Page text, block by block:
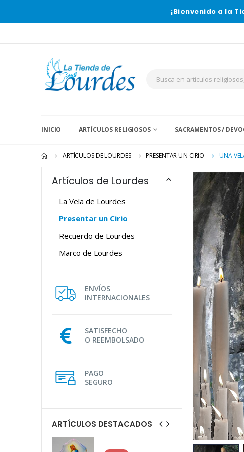
¡Bienvenido a la
INICIO ARTÍCULOS RELIGIOSOS SACRAMENTOS /
ARTÍCULOS DE LOURDES PRESENTAR UN CIRIO UNA
Artículos de Lourdes
La Vela de Lourdes
Presentar un Cirio
Recuerdo de Lourdes
Marco de Lourdes
ENVÍOS
INTERNACIONALES
SATISFECHO
O REEMBOLSADO
PAGO
SEGURO
ARTÍCULOS DESTACADOS